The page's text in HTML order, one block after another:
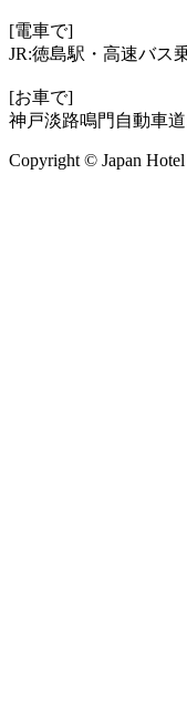
[電車で]
JR:徳島駅・高速バ
[お車で]
神戸淡路鳴門自動車
Copyright © Japan